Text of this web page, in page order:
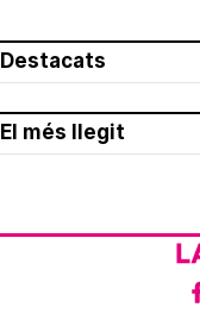
Destacats
El més llegit